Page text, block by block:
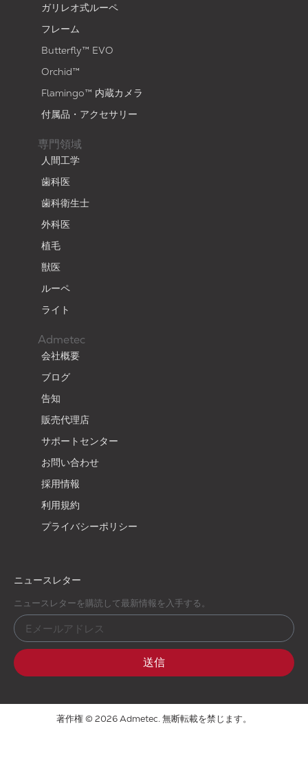
ガリレオ式ルーペ
フレーム
Butterfly™ EVO
Orchid™
Flamingo™ 内蔵カメラ
付属品・アクセサリー
専門領域
人間工学
歯科医
歯科衛生士
外科医
植毛
獣医
ルーペ
ライト
Admetec
会社概要
ブログ
告知
販売代理店
サポートセンター
お問い合わせ
採用情報
利用規約
プライバシーポリシー
ニュースレター
ニュースレターを購読して最新情報を入手する。
送信
著作権 © 2026 Admetec. 無断転載を禁じます。